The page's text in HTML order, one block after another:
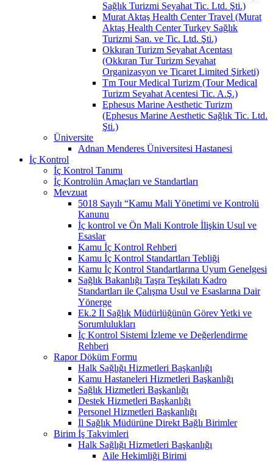
Sağlık Turizmi Seyahat Tic. Ltd. Şti.)
Murat Aktaş Health Center Travel (Murat
Aktaş Health Center Turkey Sağlık
Turizmi San. ve Tic. Ltd. Şti.)
Okkıran Turizm Seyahat Acentası
(Okkıran Tur Turizm Seyahat
Organizasyon ve Ticaret Limited Şirketi)
Tm Tour Medical Turizm (Tour Medical
Turizm Seyahat Acentesi Tic. A.Ş.)
Ephesus Marine Aesthetic Turizm
(Ephesus Marine Aesthetic Sağlık Tic. Ltd.
Şti.)
Üniversite
Adnan Menderes Üniversitesi Hastanesi
İç Kontrol
İç Kontrol Tanımı
İç Kontrolün Amaçları ve Standartları
Mevzuat
5018 Sayılı “Kamu Mali Yönetimi ve Kontrolü
Kanunu
İç kontrol ve Ön Mali Kontrole İlişkin Usul ve
Esaslar
Kamu İç Kontrol Rehberi
Kamu İç Kontrol Standartları Tebliği
Kamu İç Kontrol Standartlarına Uyum Genelgesi
Sağlık Bakanlığı Taşra Teşkilatı Kadro
Standartları ile Çalışma Usul ve Esaslarına Dair
Yönerge
Ek.2 İl Sağlık Müdürlüğünün Görev Yetki ve
Sorumlulukları
İç Kontrol Sistemi İzleme ve Değerlendirme
Rehberi
Rapor Döküm Formu
Halk Sağlığı Hizmetleri Başkanlığı
Kamu Hastaneleri Hizmetleri Başkanlığı
Sağlık Hizmetleri Başkanlığı
Destek Hizmetleri Başkanlığı
Personel Hizmetleri Başkanlığı
İl Sağlık Müdürüne Direkt Bağlı Birimler
Birim İş Takvimleri
Halk Sağlığı Hizmetleri Başkanlığı
Aile Hekimliği Birimi